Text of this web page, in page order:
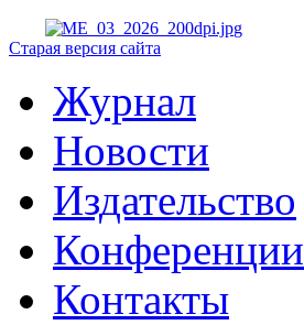
Старая версия сайта
Журнал
Новости
Издательство
Конференции
Контакты